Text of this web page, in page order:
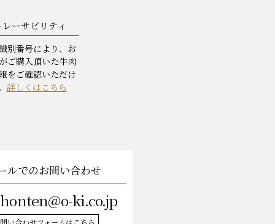
レーサビリティ
別番号により、お
ご購入頂いた牛肉
をご確認いただけ
詳しくはこちら
ルでのお問い合わせ
ki.co.jp